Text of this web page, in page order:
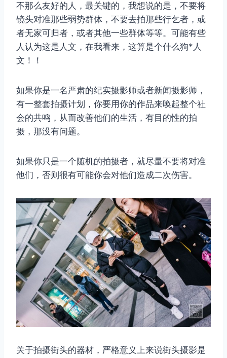
不那么友好的人，最关键的，我想说的是，不要将
镜头对准那些弱势群体，不要去拍那些行乞者，或
者无家可归者，或者其他一些群体等等。可能有些
人认为这是人文，在我看来，这算是个什么狗*人
文！！
如果你是一名严肃的纪实摄影师或者新闻摄影师，
有一整套拍摄计划，你要用你的作品来唤起整个社
会的共鸣，从而改善他们的生活，有目的性的拍
摄，那没有问题。
如果你只是一个随机的拍摄者，就尽量不要将对准
他们，否则很有可能你会对他们造成二次伤害。
关于拍摄街头的器材，严格意义上来说街头摄影是